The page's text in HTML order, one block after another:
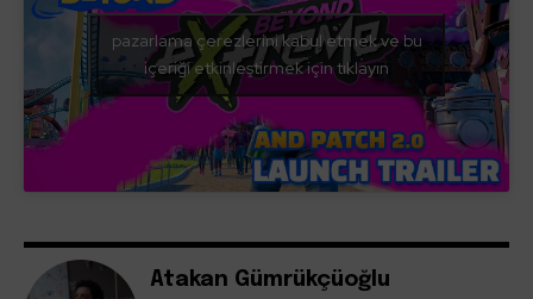
pazarlama çerezlerini kabul etmek ve bu
içeriği etkinleştirmek için tıklayın
Atakan Gümrükçüoğlu